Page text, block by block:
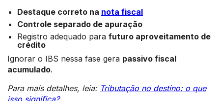
Destaque correto na nota fiscal
Controle separado de apuração
Registro adequado para futuro aproveitamento de
crédito
Ignorar o IBS nessa fase gera passivo fiscal
acumulado.
Para mais detalhes, leia: Tributação no destino: o que
isso significa?